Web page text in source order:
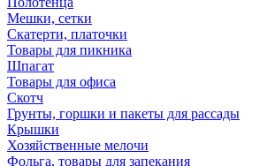
Мешки, сетки
Скатерти, платочки
Товары для пикника
Шпагат
Товары для офиса
Скотч
Грунты, горшки и пакеты для рассады
Крышки
Хозяйственные мелочи
Фольга, товары для запекания